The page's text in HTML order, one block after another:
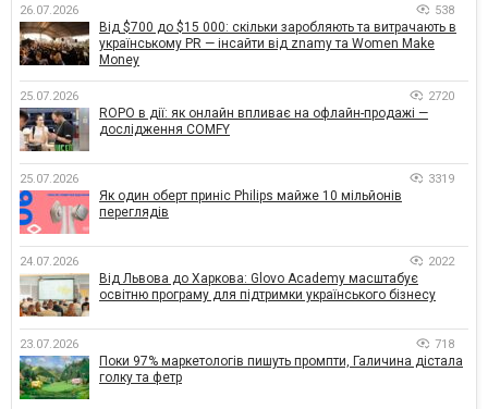
26.07.2026 538
Від $700 до $15 000: скільки заробляють та витрачають в
українському PR — інсайти від znamy та Women Make
Money
25.07.2026 2720
ROPO в дії: як онлайн впливає на офлайн-продажі —
дослідження COMFY
25.07.2026 3319
Як один оберт приніс Philips майже 10 мільйонів
переглядів
24.07.2026 2022
Від Львова до Харкова: Glovo Academy масштабує
освітню програму для підтримки українського бізнесу
23.07.2026 718
Поки 97% маркетологів пишуть промпти, Галичина дістала
голку та фетр